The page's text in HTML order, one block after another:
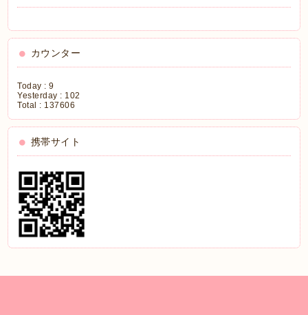
カウンター
Today :9
Yesterday : 102
Total : 137606
携帯サイト